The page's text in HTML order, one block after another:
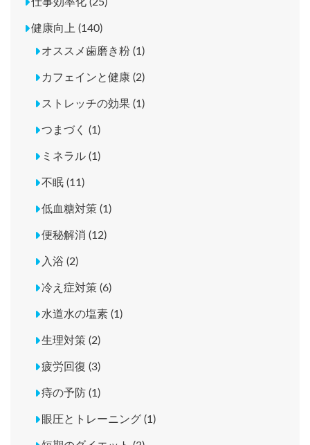
仕事効率化 (25)
健康向上 (140)
オススメ歯磨き粉 (1)
カフェインと健康 (2)
ストレッチの効果 (1)
つまづく (1)
ミネラル (1)
不眠 (11)
低血糖対策 (1)
便秘解消 (12)
入浴 (2)
冷え症対策 (6)
水道水の塩素 (1)
生理対策 (2)
疲労回復 (3)
痔の予防 (1)
眼圧とトレーニング (1)